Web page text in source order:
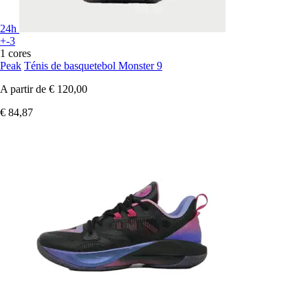
24h
+-3
1 cores
Peak Ténis de basquetebol Monster 9
A partir de € 120,00
€ 84,87